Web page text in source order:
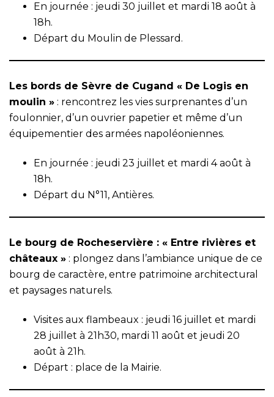
En journée : jeudi 30 juillet et mardi 18 août à
18h.
Départ du Moulin de Plessard.
Les bords de Sèvre de Cugand « De Logis en
moulin » : rencontrez les vies surprenantes d’un
foulonnier, d’un ouvrier papetier et même d’un
équipementier des armées napoléoniennes.
En journée : jeudi 23 juillet et mardi 4 août à
18h.
Départ du N°11, Antières.
Le bourg de Rocheservière : « Entre rivières et
châteaux » : plongez dans l’ambiance unique de ce
bourg de caractère, entre patrimoine architectural
et paysages naturels.
Visites aux flambeaux : jeudi 16 juillet et mardi
28 juillet à 21h30, mardi 11 août et jeudi 20
août à 21h.
Départ : place de la Mairie.